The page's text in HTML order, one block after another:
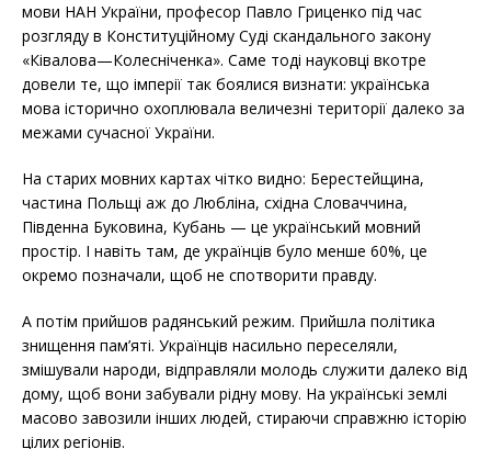
мови НАН України, професор Павло Гриценко під час
розгляду в Конституційному Суді скандального закону
«Ківалова—Колесніченка». Саме тоді науковці вкотре
довели те, що імперії так боялися визнати: українська
мова історично охоплювала величезні території далеко за
межами сучасної України.
На старих мовних картах чітко видно: Берестейщина,
частина Польщі аж до Любліна, східна Словаччина,
Південна Буковина, Кубань — це український мовний
простір. І навіть там, де українців було менше 60%, це
окремо позначали, щоб не спотворити правду.
А потім прийшов радянський режим. Прийшла політика
знищення пам’яті. Українців насильно переселяли,
змішували народи, відправляли молодь служити далеко від
дому, щоб вони забували рідну мову. На українські землі
масово завозили інших людей, стираючи справжню історію
цілих регіонів.